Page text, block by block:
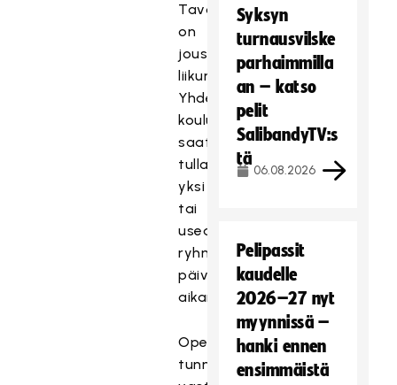
Tavoitteena
on
joustavat
liikuntapäivät.
Yhdestä
koulusta
saattaa
tulla
yksi
tai
useampi
ryhmä
päivän
aikana.
Opetuksesta
tunneilla
Syksyn
turnausvilske
parhaimmilla
an – katso
pelit
SalibandyTV:s
tä
06.08.2026
Pelipassit
kaudelle
2026–27 nyt
myynnissä –
hanki ennen
ensimmäistä